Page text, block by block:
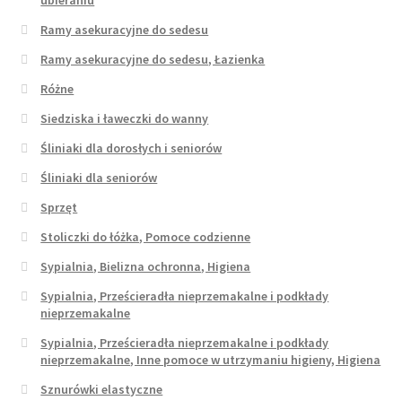
Ramy asekuracyjne do sedesu
Ramy asekuracyjne do sedesu, Łazienka
Różne
Siedziska i ławeczki do wanny
Śliniaki dla dorosłych i seniorów
Śliniaki dla seniorów
Sprzęt
Stoliczki do łóżka, Pomoce codzienne
Sypialnia, Bielizna ochronna, Higiena
Sypialnia, Prześcieradła nieprzemakalne i podkłady
nieprzemakalne
Sypialnia, Prześcieradła nieprzemakalne i podkłady
nieprzemakalne, Inne pomoce w utrzymaniu higieny, Higiena
Sznurówki elastyczne